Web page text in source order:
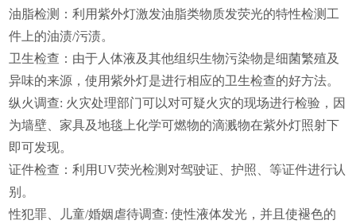
油脂检测 ：利用紫外灯激发油脂类物质发荧光的特性检测工
件上的油渍/污渍。
卫生检查 ：由于人体液及其他组织生物污染物是细菌繁殖及
异味的来源，使用紫外灯是进行相应的卫生检查的好方法。
纵火调查: 火灾处理部门可以对可疑火灾的现场进行检验，因
为墙壁、家具及地毯上化学可燃物的滴溅物在紫外灯照射下
即可发现。
证件检查 ：利用UV荧光检测对驾驶证、护照、等证件进行认
别。
性犯罪、儿童/婚姻虐待调查:使性液体发光，并且使褪色的